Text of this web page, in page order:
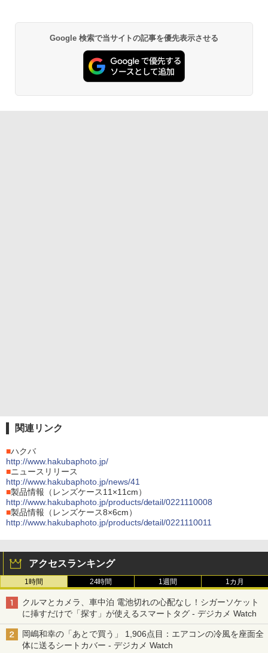
Google 検索で当サイトの記事を優先表示させる
関連リンク
■ハクバ
http://www.hakubaphoto.jp/
■ニュースリリース
http://www.hakubaphoto.jp/news/41
■製品情報（レンズケース11×11cm）
http://www.hakubaphoto.jp/products/detail/0221110008
■製品情報（レンズケース8×6cm）
http://www.hakubaphoto.jp/products/detail/0221110011
アクセスランキング
1時間 24時間 1週間 1カ月
クルマとカメラ、車中泊 電池切れの心配なし！シガーソケット
に挿すだけで「探す」が使えるスマートタグ - デジカメ Watch
岡嶋和幸の「あとで買う」 1,906点目：エアコンの冷風を座面全
体に送るシートカバー - デジカメ Watch